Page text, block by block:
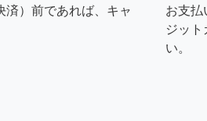
済）前であれば、キャ
お支払
ジッ
い。